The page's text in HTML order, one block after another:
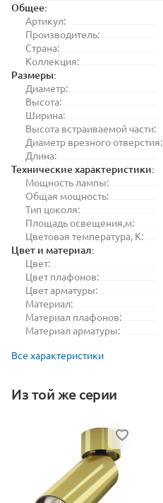
Общее:
Артикул:
Производитель:
Страна:
Коллекция:
Размеры:
Диаметр:
Высота:
Ширина:
Высота встраиваемой части:
Диаметр врезного отверстия:
Длина:
Технические характеристики:
Мощность лампы:
Общая мощность:
Тип цоколя:
Площадь освещения,м:
Цветовая температура, K:
Цвет и материал:
Цвет:
Цвет плафонов:
Цвет арматуры:
Материал:
Материал плафонов:
Материал арматуры:
Все характеристики
Из той же серии